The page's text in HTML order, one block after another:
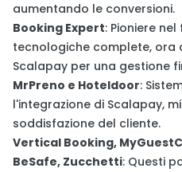
aumentando le conversioni.
Booking Expert: Pioniere
tecnologiche complete, ora
Scalapay per una gestione
MrPreno e Hoteldoor:
l'integrazione di Scalapay,
soddisfazione del cliente.
Vertical Booking,
BeSafe, Zucchetti: Questi